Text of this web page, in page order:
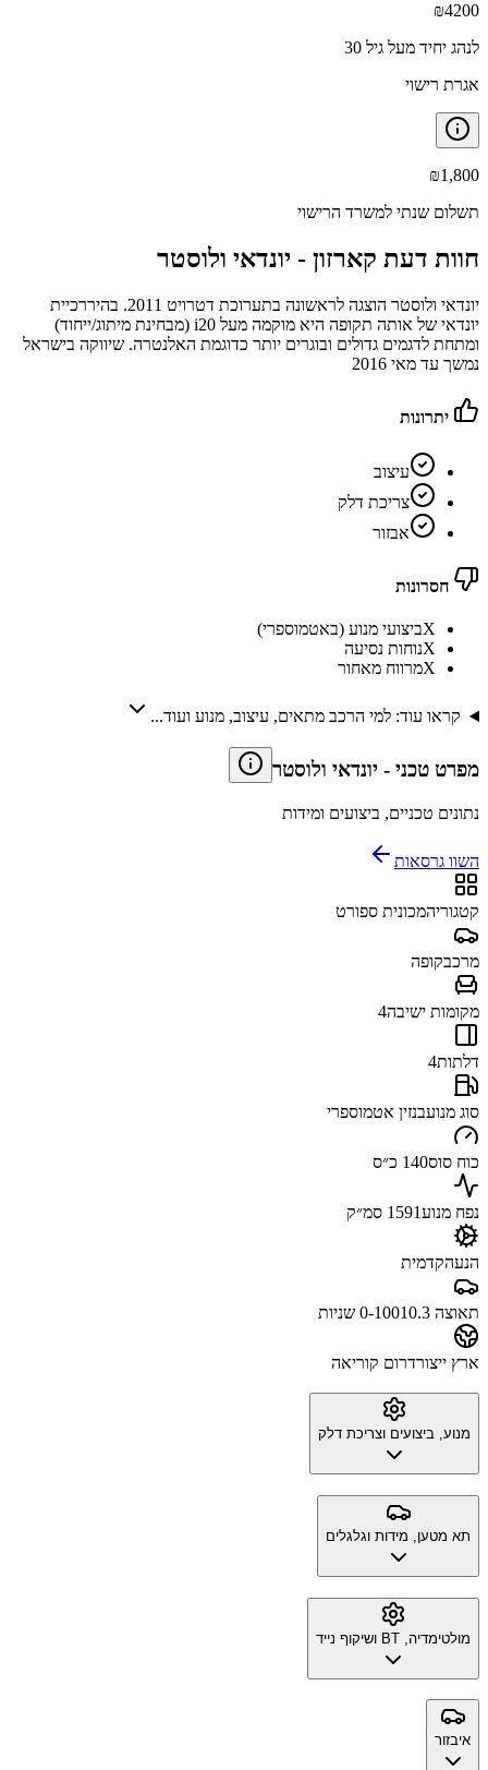
₪4200
לנהג יחיד מעל גיל 30
אגרת רישוי
₪1,800
תשלום שנתי למשרד הרישוי
חוות דעת קארזון - יונדאי ולוסטר
יונדאי ולוסטר הוצגה לראשונה בתערוכת דטרויט 2011. בהיררכיית
יונדאי של אותה תקופה היא מוקמה מעל i20 (מבחינת מיתוג/ייחוד)
ומתחת לדגמים גדולים ובוגרים יותר כדוגמת האלנטרה. שיווקה בישראל
נמשך עד מאי 2016
יתרונות
עיצוב
צריכת דלק
אבזור
חסרונות
Xביצועי מנוע (באטמוספרי)
Xנוחות נסיעה
Xמרווח מאחור
קראו עוד: למי הרכב מתאים, עיצוב, מנוע ועוד...
מפרט טכני - יונדאי ולוסטר
נתונים טכניים, ביצועים ומידות
השוו גרסאות
קטגוריהמכונית ספורט
מרכבקופה
מקומות ישיבה4
דלתות4
סוג מנועבנזין אטמוספרי
כוח סוס140 כ״ס
נפח מנוע1591 סמ״ק
הנעהקדמית
תאוצה 0-100 10.3 שניות
ארץ ייצורדרום קוריאה
מנוע, ביצועים וצריכת דלק
תא מטען, מידות וגלגלים
מולטימדיה, BT ושיקוף נייד
איבזור